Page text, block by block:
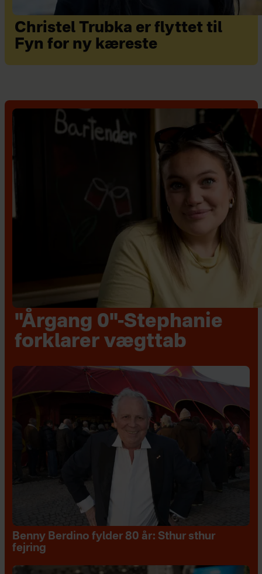
Christel Trubka er flyttet til
Fyn for ny kæreste
"Årgang 0"-Stephanie
forklarer vægttab
Benny Berdino fylder 80 år: Sthur sthur
fejring